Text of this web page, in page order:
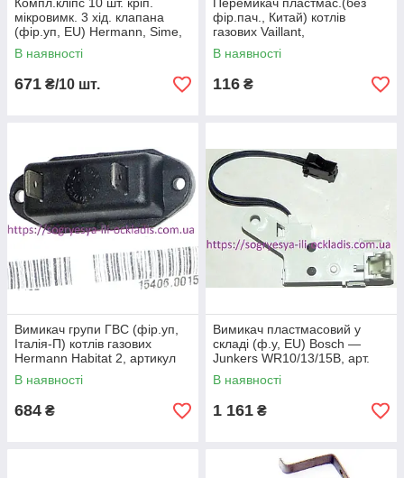
мікровимк. 3 хід. клапана
(фір.уп, EU) Hermann, Sime,
арт. S403000008B, к.з. 0741/2
В наявності
671 ₴/10 шт.
фір.пач., Китай) котлів
газових Vaillant,
артикул PE11K, к.з. 1029
В наявності
116 ₴
Вимикач групи ГВС (фір.уп,
Італія-П) котлів газових
Hermann Habitat 2, артикул
H057003474, к.з.1041
В наявності
684 ₴
Вимикач пластмасовий у
складі (ф.у, EU) Bosch —
Junkers WR10/13/15B, арт.
8707200020, к.з.1909/1
В наявності
1 161 ₴